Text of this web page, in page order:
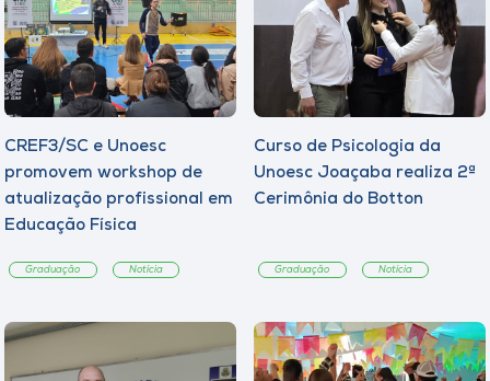
CREF3/SC e Unoesc
promovem workshop de
atualização profissional em
Educação Física
Graduação Notícia
Curso de Psicologia da
Unoesc Joaçaba realiza 2ª
Cerimônia do Botton
Graduação Notícia